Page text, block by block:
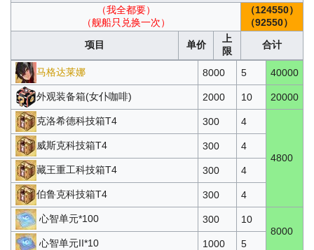
（我全都要）
（舰船只兑换一次）
（124550）
（92550）
项目
单价
上
限
合计
马格达莱娜 8000 5 40000
外观装备箱(女仆咖啡) 2000 10 20000
克洛希德科技箱T4 300 4
4800
威斯克科技箱T4 300 4
藏王重工科技箱T4 300 4
伯鲁克科技箱T4 300 4
心智单元*100 300
10
8000
心智单元II*10
1000 5